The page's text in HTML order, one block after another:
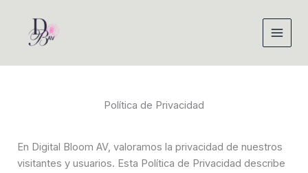
contenido
Política de Privacidad
En Digital Bloom AV, valoramos la privacidad de nuestros
visitantes y usuarios. Esta Política de Privacidad describe